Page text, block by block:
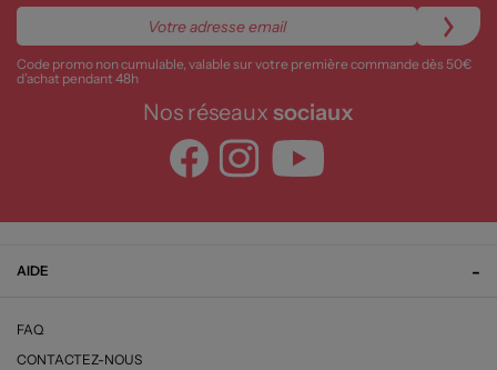
Code promo non cumulable, valable sur votre première commande dès 50€
d’achat pendant 48h
Nos réseaux sociaux
AIDE
FAQ
CONTACTEZ-NOUS